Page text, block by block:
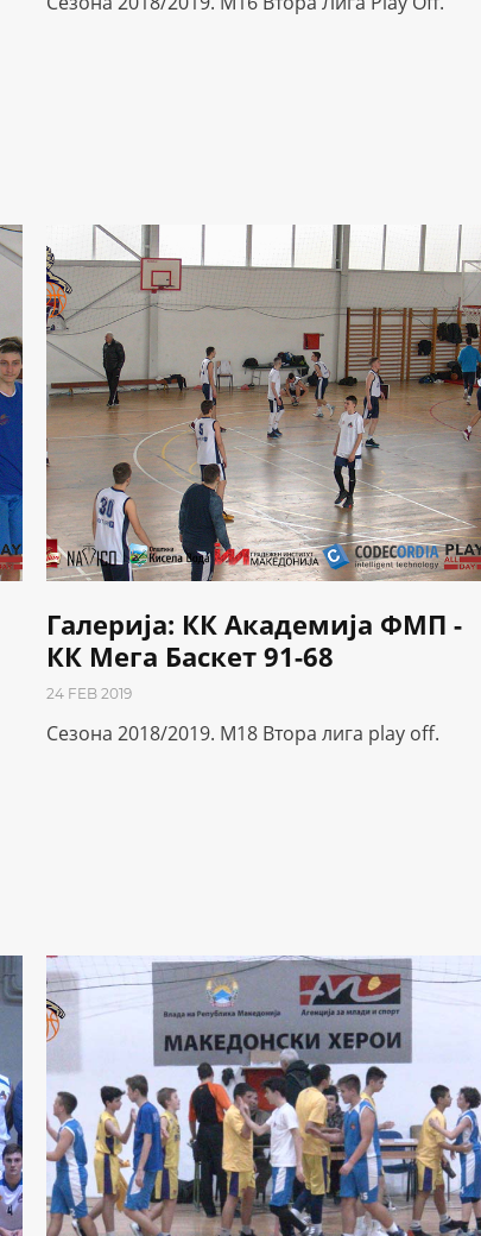
Галерија: КК Академија ФМП -
КК Мега Баскет 91-68
24 FEB 2019
Сезона 2018/2019. M18 Втора лига play off.